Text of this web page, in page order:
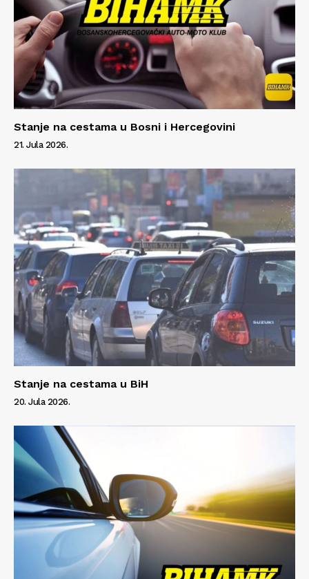
Stanje na cestama u Bosni i Hercegovini
21. Jula 2026.
Stanje na cestama u BiH
20. Jula 2026.